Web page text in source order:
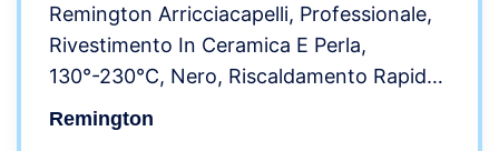
Remington Arricciacapelli, Professionale,
Rivestimento In Ceramica E Perla,
130°-230°C, Nero, Riscaldamento Rapido
30 sec, Punto Freddo, Spegnimento
Automatico 60 min, CI951
Remington